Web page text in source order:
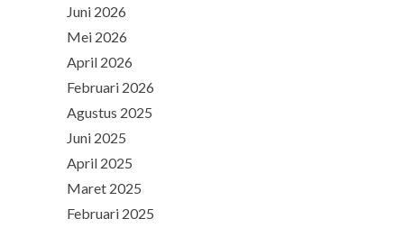
Juni 2026
Mei 2026
April 2026
Februari 2026
Agustus 2025
Juni 2025
April 2025
Maret 2025
Februari 2025